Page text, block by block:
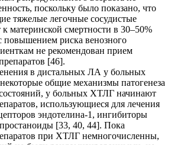
поскольку было показано, что
тяжелые легочные сосудистые
к материнской смертности в 30–50%
повышением риска венозного
не рекомендован прием
[46].
в дистальных ЛА у больных
общие механизмы патогенеза
у больных ХТЛГ начинают
использующиеся для лечения
эндотелина-1, ингибиторы
[33, 40, 44]. Пока
при ХТЛГ немногочисленны,